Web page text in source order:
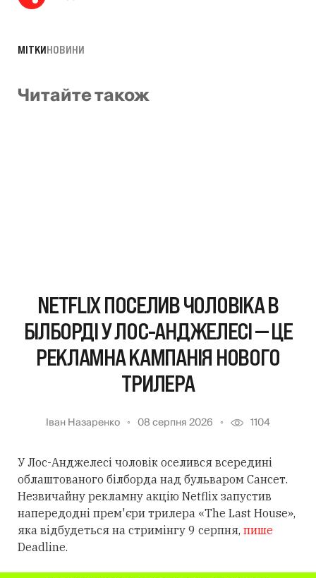
МІТКИНОВИНИ
Читайте також
NETFLIX ПОСЕЛИВ ЧОЛОВІКА В
БІЛБОРДІ У ЛОС-АНДЖЕЛЕСІ — ЦЕ
РЕКЛАМНА КАМПАНІЯ НОВОГО
ТРИЛЕРА
Іван Назаренко 08 серпня 2026 1104
У Лос-Анджелесі чоловік оселився всередині
облаштованого білборда над бульваром Сансет.
Незвичайну рекламну акцію Netflix запустив
напередодні прем'єри трилера «The Last House»,
яка відбудеться на стримінгу 9 серпня, пише
Deadline.